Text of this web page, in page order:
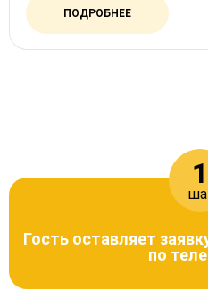
ПОДРОБНЕЕ
1
Гость оставляет
по